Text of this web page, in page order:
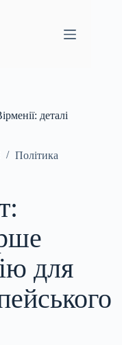
деталі
Політика
для